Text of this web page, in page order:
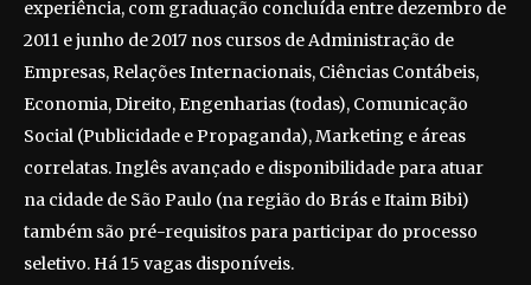
experiência, com graduação concluída entre dezembro de
2011 e junho de 2017 nos cursos de Administração de
Empresas, Relações Internacionais, Ciências Contábeis,
Economia, Direito, Engenharias (todas), Comunicação
Social (Publicidade e Propaganda), Marketing e áreas
correlatas. Inglês avançado e disponibilidade para atuar
na cidade de São Paulo (na região do Brás e Itaim Bibi)
também são pré-requisitos para participar do processo
seletivo. Há 15 vagas disponíveis.